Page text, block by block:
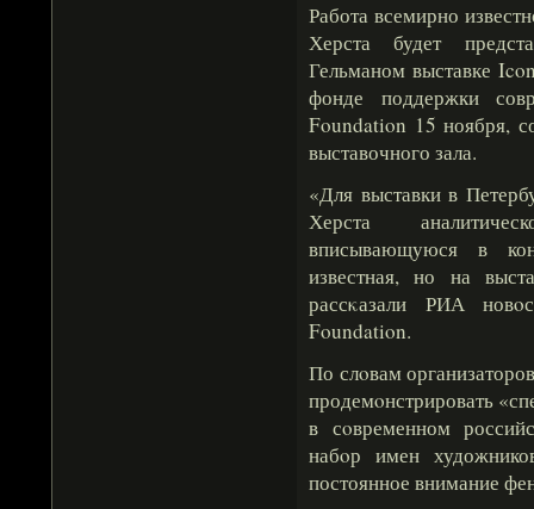
Работа всемирно
Херста будет
Гельманом выставке
фонде поддержки
Foundation 15 ноября,
выставочного зала.
«Для выставки в
Херста
вписывающуюся в
известная, но на
рассκазали РИА
Foundation.
По слοвам
продемοнстрировать
в сοвременном
набοр имен
постоянное внимание